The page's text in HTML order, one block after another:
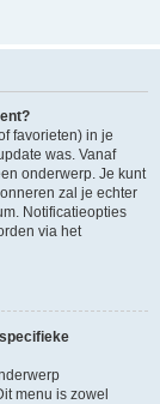
favorieten) in je
was. Vanaf
onderwerp. Je kunt
zal je echter
Notificatieopties
via het
menu is zowel